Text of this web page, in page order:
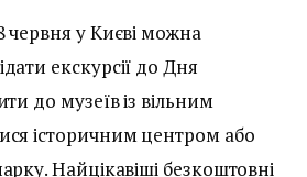
червня у Києві можна
екскурсії до Дня
до музеїв із вільним
історичним центром або
Найцікавіші безкоштовні